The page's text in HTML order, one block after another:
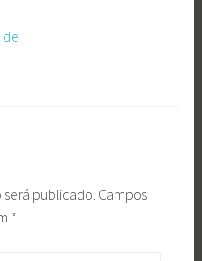
de
publicado. Campos
*